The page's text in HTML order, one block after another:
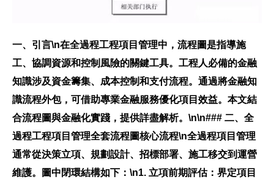
一、引言\n在全過程工程項目管理中，流程圖是指導施
工、協調資源和控制風險的關鍵工具。工程人必備的金融
知識涉及資金籌集、成本控制和支付流程。通過將金融知
識流程外包，可借助專業金融服務優化項目效益。本文結
合流程圖與金融化實踐，提供詳盡解析。\n\n### 二、全
過程工程項目管理全套流程圖核心流程\n全過程項目管理
通常從決策立項、規劃設計、招標部署、施工移交到運營
維護。圖中閉環結構如下：\n1. 立項前期評估：界定項目